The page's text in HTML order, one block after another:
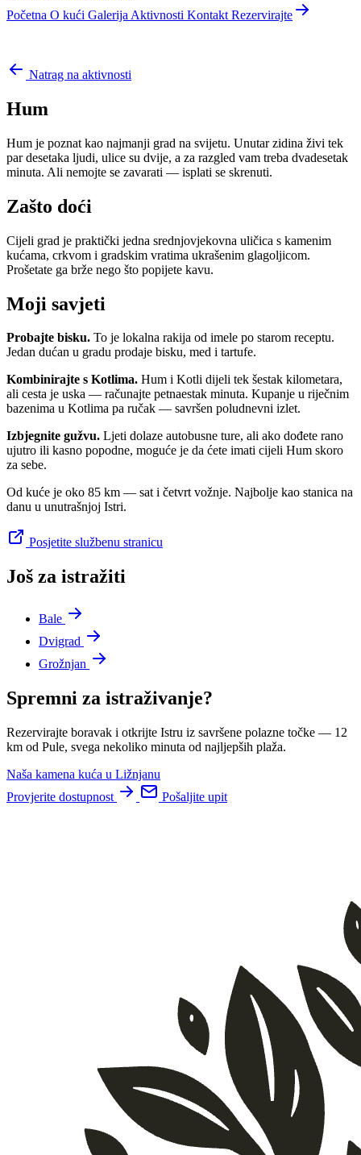
Početna O kući Galerija Aktivnosti Kontakt Rezervirajte
Natrag na aktivnosti
Hum
Hum je poznat kao najmanji grad na svijetu. Unutar zidina živi tek
par desetaka ljudi, ulice su dvije, a za razgled vam treba dvadesetak
minuta. Ali nemojte se zavarati — isplati se skrenuti.
Zašto doći
Cijeli grad je praktički jedna srednjovjekovna uličica s kamenim
kućama, crkvom i gradskim vratima ukrašenim glagoljicom.
Prošetate ga brže nego što popijete kavu.
Moji savjeti
Probajte bisku. To je lokalna rakija od imele po starom receptu.
Jedan dućan u gradu prodaje bisku, med i tartufe.
Kombinirajte s Kotlima. Hum i Kotli dijeli tek šestak kilometara,
ali cesta je uska — računajte petnaestak minuta. Kupanje u riječnim
bazenima u Kotlima pa ručak — savršen poludnevni izlet.
Izbjegnite gužvu. Ljeti dolaze autobusne ture, ali ako dođete rano
ujutro ili kasno popodne, moguće je da ćete imati cijeli Hum skoro
za sebe.
Od kuće je oko 85 km — sat i četvrt vožnje. Najbolje kao stanica na
danu u unutrašnjoj Istri.
Posjetite službenu stranicu
Još za istražiti
Bale
Dvigrad
Grožnjan
Spremni za istraživanje?
Rezervirajte boravak i otkrijte Istru iz savršene polazne točke — 12
km od Pule, svega nekoliko minuta od najljepših plaža.
Naša kamena kuća u Ližnjanu
Provjerite dostupnost
Pošaljite upit